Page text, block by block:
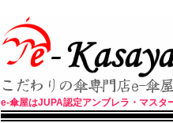
e-傘屋はJUPA認定アンブレラ・マスタ